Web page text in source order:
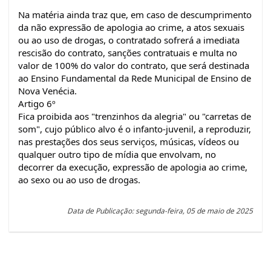
Na matéria ainda traz que, em caso de descumprimento
da não expressão de apologia ao crime, a atos sexuais
ou ao uso de drogas, o contratado sofrerá a imediata
rescisão do contrato, sanções contratuais e multa no
valor de 100% do valor do contrato, que será destinada
ao Ensino Fundamental da Rede Municipal de Ensino de
Nova Venécia.
Artigo 6º
Fica proibida aos "trenzinhos da alegria" ou "carretas de
som", cujo público alvo é o infanto-juvenil, a reproduzir,
nas prestações dos seus serviços, músicas, vídeos ou
qualquer outro tipo de mídia que envolvam, no
decorrer da execução, expressão de apologia ao crime,
ao sexo ou ao uso de drogas.
Data de Publicação: segunda-feira, 05 de maio de 2025